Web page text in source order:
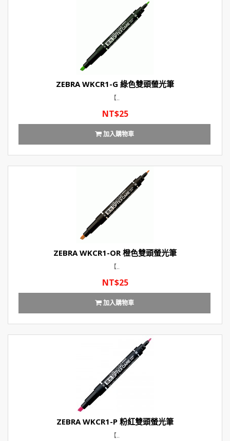
ZEBRA WKCR1-G 綠色雙頭螢光筆
【..
NT$25
加入購物車
ZEBRA WKCR1-OR 橙色雙頭螢光筆
【..
NT$25
加入購物車
ZEBRA WKCR1-P 粉紅雙頭螢光筆
【..